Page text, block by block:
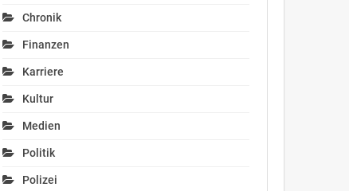
Chronik
Finanzen
Karriere
Kultur
Medien
Politik
Polizei